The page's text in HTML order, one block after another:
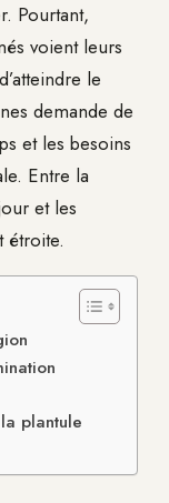
Pourtant,
voient leurs
le
demande de
et les besoins
Entre la
et les
étroite.
plantule